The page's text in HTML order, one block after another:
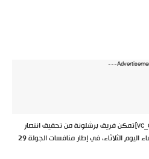
[vc_row][vc_column][vc_column_text]تمكن فريق برشلونة من تحقيق انتصار
مهما بثنائية نظيفة على ليجانيس، مساء اليوم الثلاثاء، في إطار منافسات الجولة 29